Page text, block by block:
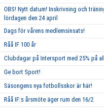
OBS! Nytt datum! Inskrivning och
lördagen den 24 april
Dags för vårens medlemsinsats!
Råå IF 100 år
Clubdagar på Intersport med 25% på
Ge bort Sport!
Säsongens nya fotbollsskor är här!
Råå IF:s årsmöte äger rum den 16/2